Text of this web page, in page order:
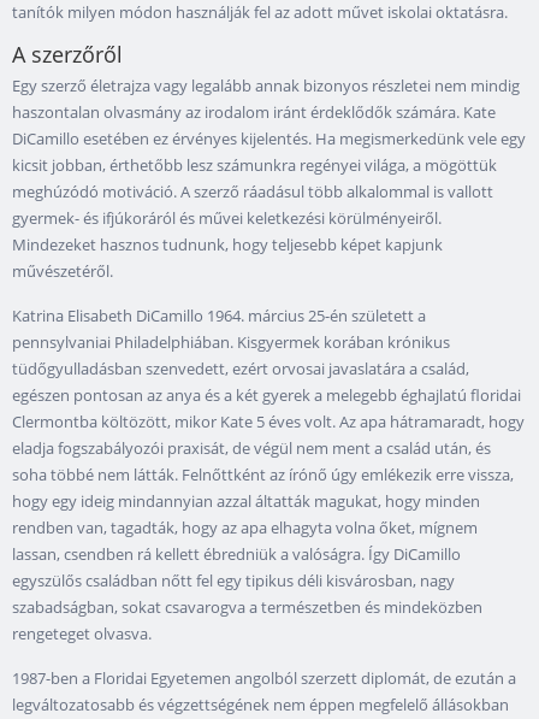
tanítók milyen módon használják fel az adott művet iskolai oktatásra.
A szerzőről
Egy szerző életrajza vagy legalább annak bizonyos részletei nem mindig
haszontalan olvasmány az irodalom iránt érdeklődők számára. Kate
DiCamillo esetében ez érvényes kijelentés. Ha megismerkedünk vele egy
kicsit jobban, érthetőbb lesz számunkra regényei világa, a mögöttük
meghúzódó motiváció. A szerző ráadásul több alkalommal is vallott
gyermek- és ifjúkoráról és művei keletkezési körülményeiről.
Mindezeket hasznos tudnunk, hogy teljesebb képet kapjunk
művészetéről.
Katrina Elisabeth DiCamillo 1964. március 25-én született a
pennsylvaniai Philadelphiában. Kisgyermek korában krónikus
tüdőgyulladásban szenvedett, ezért orvosai javaslatára a család,
egészen pontosan az anya és a két gyerek a melegebb éghajlatú floridai
Clermontba költözött, mikor Kate 5 éves volt. Az apa hátramaradt, hogy
eladja fogszabályozói praxisát, de végül nem ment a család után, és
soha többé nem látták. Felnőttként az írónő úgy emlékezik erre vissza,
hogy egy ideig mindannyian azzal áltatták magukat, hogy minden
rendben van, tagadták, hogy az apa elhagyta volna őket, mígnem
lassan, csendben rá kellett ébredniük a valóságra. Így DiCamillo
egyszülős családban nőtt fel egy tipikus déli kisvárosban, nagy
szabadságban, sokat csavarogva a természetben és mindeközben
rengeteget olvasva.
1987-ben a Floridai Egyetemen angolból szerzett diplomát, de ezután a
legváltozatosabb és végzettségének nem éppen megfelelő állásokban